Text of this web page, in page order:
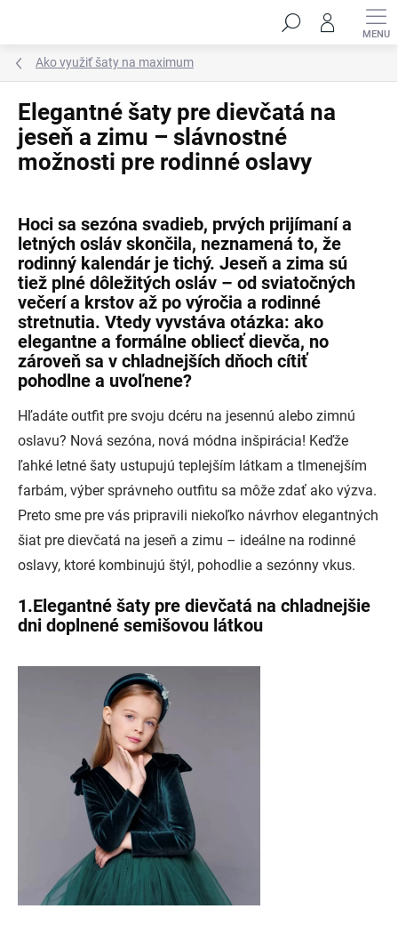
Hľadať
Ako využiť šaty na maximum
Elegantné šaty pre dievčatá na
jeseň a zimu – slávnostné
možnosti pre rodinné oslavy
Hoci sa sezóna svadieb, prvých prijímaní a
letných osláv skončila, neznamená to, že
rodinný kalendár je tichý. Jeseň a zima sú
tiež plné dôležitých osláv – od sviatočných
večerí a krstov až po výročia a rodinné
stretnutia. Vtedy vyvstáva otázka: ako
elegantne a formálne obliecť dievča, no
zároveň sa v chladnejších dňoch cítiť
pohodlne a uvoľnene?
Hľadáte outfit pre svoju dcéru na jesennú alebo zimnú
oslavu? Nová sezóna, nová módna inšpirácia! Keďže
ľahké letné šaty ustupujú teplejším látkam a tlmenejším
farbám, výber správneho outfitu sa môže zdať ako výzva.
Preto sme pre vás pripravili niekoľko návrhov elegantných
šiat pre dievčatá na jeseň a zimu – ideálne na rodinné
oslavy, ktoré kombinujú štýl, pohodlie a sezónny vkus.
1.Elegantné šaty pre dievčatá na chladnejšie
dni doplnené semišovou látkou